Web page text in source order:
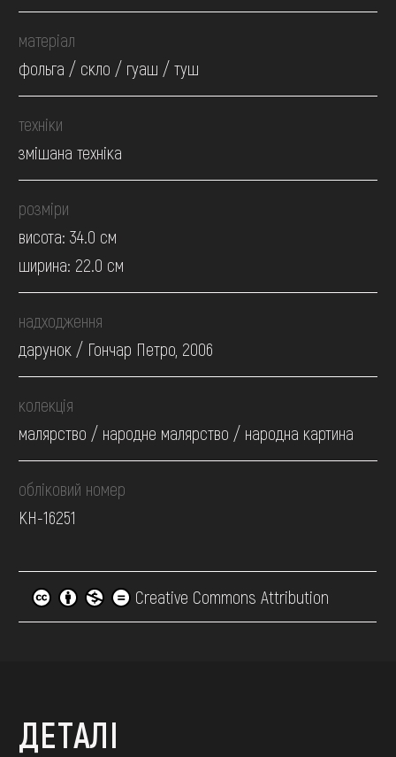
матеріал
фольга / скло / гуаш / туш
техніки
змішана техніка
розміри
висота: 34.0 см
ширина: 22.0 см
надходження
дарунок / Гончар Петро, 2006
колекція
малярство / народне малярство / народна картина
обліковий номер
КН-16251
Creative Commons Attribution
ДЕТАЛІ